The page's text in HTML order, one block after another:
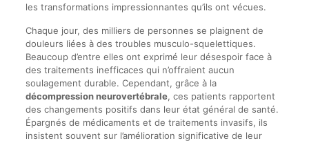
les transformations impressionnantes qu’ils ont vécues.
Chaque jour, des milliers de personnes se plaignent de
douleurs liées à des troubles musculo-squelettiques.
Beaucoup d’entre elles ont exprimé leur désespoir face à
des traitements inefficaces qui n’offraient aucun
soulagement durable. Cependant, grâce à la
décompression neurovertébrale, ces patients rapportent
des changements positifs dans leur état général de santé.
Épargnés de médicaments et de traitements invasifs, ils
insistent souvent sur l’amélioration significative de leur